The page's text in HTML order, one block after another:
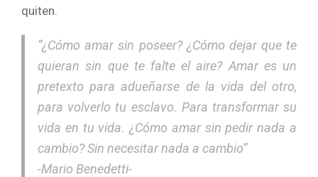
quiten.
“¿Cómo amar sin poseer? ¿Cómo dejar que te
quieran sin que te falte el aire? Amar es un
pretexto para adueñarse de la vida del otro,
para volverlo tu esclavo. Para transformar su
vida en tu vida. ¿Cómo amar sin pedir nada a
cambio? Sin necesitar nada a cambio”
-Mario Benedetti-